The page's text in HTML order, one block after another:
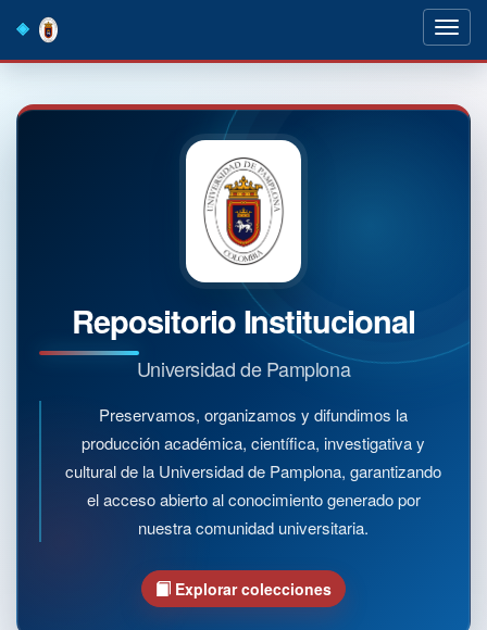
navigation
Repositorio Institucional
Universidad de Pamplona
Preservamos, organizamos y difundimos la
producción académica, científica, investigativa y
cultural de la Universidad de Pamplona, garantizando
el acceso abierto al conocimiento generado por
nuestra comunidad universitaria.
Explorar colecciones